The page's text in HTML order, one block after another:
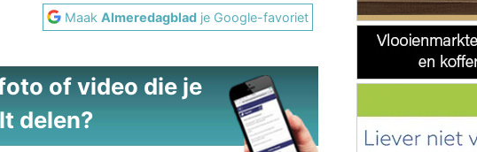
MaakAlmeredagblad je Google-favoriet
of video die je
delen?